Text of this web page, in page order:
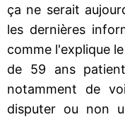
ça ne serait
les dernières
comme l'explique
de 59 ans
notamment de
disputer ou non